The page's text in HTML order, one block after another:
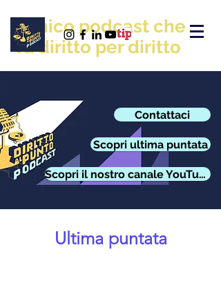
L'unico podcast che
va diritto per diritto
Contattaci
Scopri ultima puntata
Scopri il nostro canale YouTube
Ultima puntata